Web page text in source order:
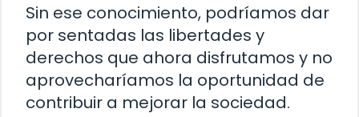
Sin ese conocimiento, podríamos dar
por sentadas las libertades y
derechos que ahora disfrutamos y no
aprovecharíamos la oportunidad de
contribuir a mejorar la sociedad.